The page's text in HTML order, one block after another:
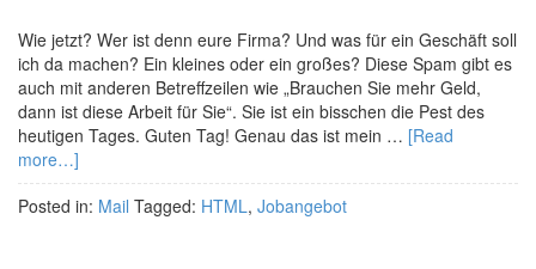
Wie jetzt? Wer ist denn eure Firma? Und was für ein Geschäft soll
ich da machen? Ein kleines oder ein großes? Diese Spam gibt es
auch mit anderen Betreffzeilen wie „Brauchen Sie mehr Geld,
dann ist diese Arbeit für Sie“. Sie ist ein bisschen die Pest des
heutigen Tages. Guten Tag! Genau das ist mein … [Read
more…]
Posted in: Mail Tagged: HTML, Jobangebot